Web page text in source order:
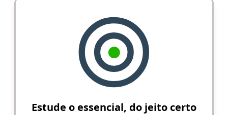
Estude o essencial, do jeito certo